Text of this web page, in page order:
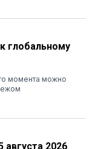
глобальному
момента можно
2026